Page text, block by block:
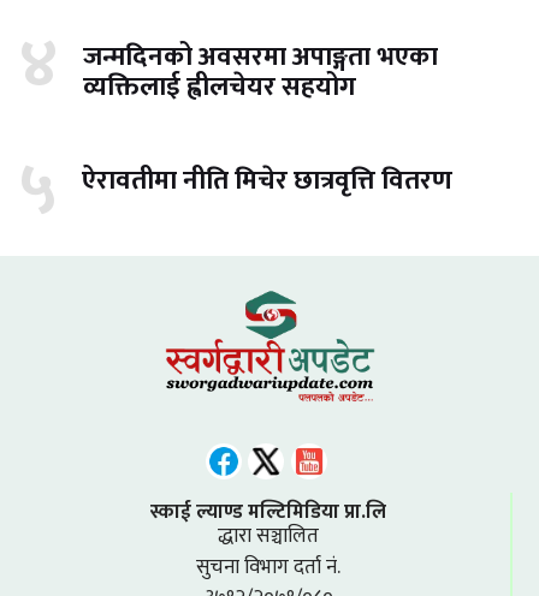
४ जन्मदिनको अवसरमा अपाङ्गता भएका
व्यक्तिलाई ह्वीलचेयर सहयोग
५ ऐरावतीमा नीति मिचेर छात्रवृत्ति वितरण
स्काई ल्याण्ड मल्टिमिडिया प्रा.लि
द्धारा सञ्चालित
सुचना विभाग दर्ता नं.